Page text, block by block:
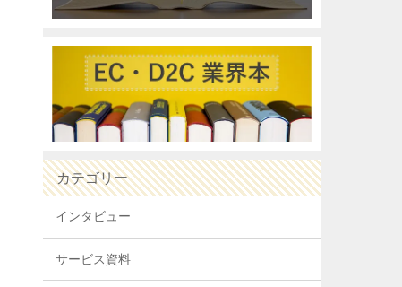
カテゴリー
インタビュー
サービス資料